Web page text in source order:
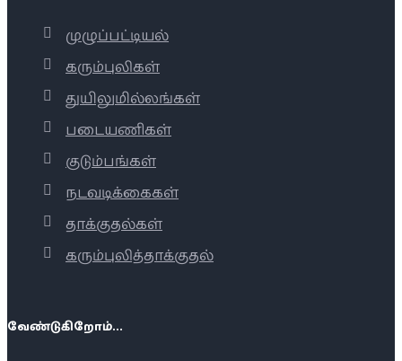
முழுப்பட்டியல்
கரும்புலிகள்
துயிலுமில்லங்கள்
படையணிகள்
குடும்பங்கள்
நடவடிக்கைகள்
தாக்குதல்கள்
கரும்புலித்தாக்குதல்
வேண்டுகிறோம்...